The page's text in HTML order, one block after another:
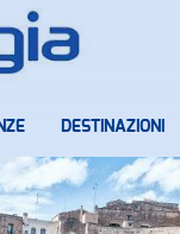
DESTINAZIONI